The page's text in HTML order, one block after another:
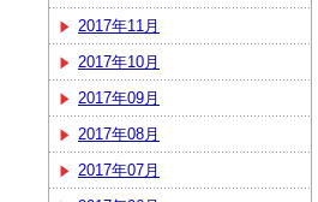
2017年11月
2017年10月
2017年09月
2017年08月
2017年07月